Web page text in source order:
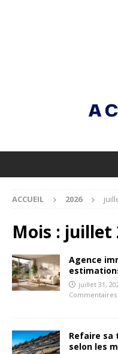
ACCUEIL 2026
Mois : juillet
Agence
juillet 31,
Refaire
selon les